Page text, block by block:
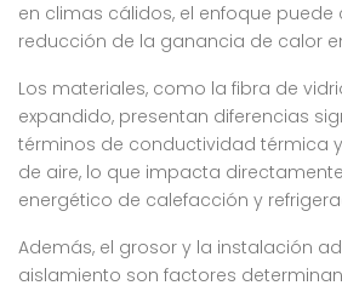
en climas cálidos, el enfoque
reducción de la ganancia de calor
Los materiales, como la fibra de
expandido, presentan diferencias
términos de conductividad térmica
de aire, lo que impacta
energético de calefacción y
Además, el grosor y la instalación
aislamiento son factores